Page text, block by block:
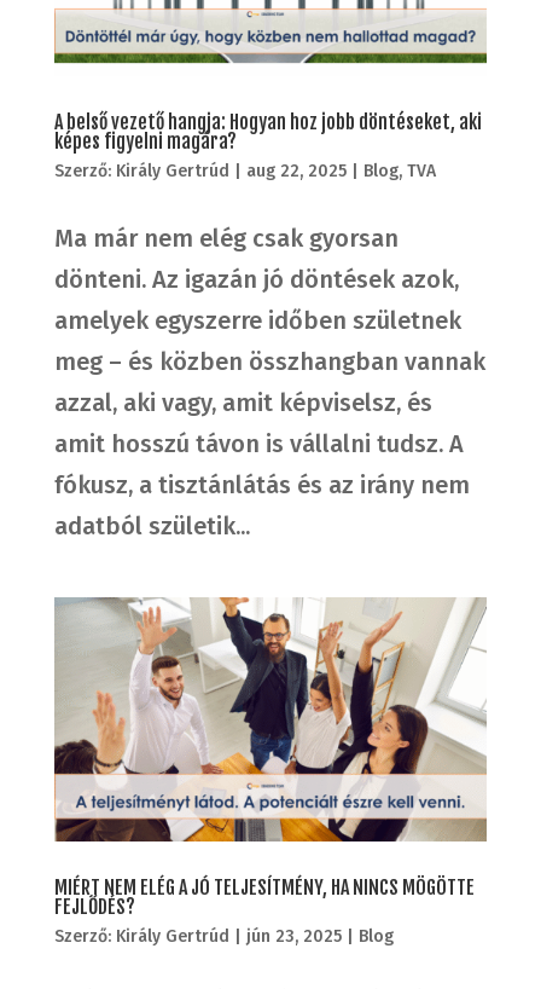
A belső vezető hangja: Hogyan hoz jobb döntéseket, aki
képes figyelni magára?
Szerző: Király Gertrúd aug 22, 2025| Blog, TVA
Ma már nem elég csak gyorsan
dönteni. Az igazán jó döntések azok,
amelyek egyszerre időben születnek
meg – és közben összhangban vannak
azzal, aki vagy, amit képviselsz, és
amit hosszú távon is vállalni tudsz. A
fókusz, a tisztánlátás és az irány nem
adatból születik...
MIÉRT NEM ELÉG A JÓ TELJESÍTMÉNY, HA NINCS MÖGÖTTE
FEJLŐDÉS?
Szerző: Király Gertrúd jún 23, 2025| Blog